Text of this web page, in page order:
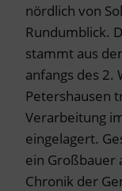
nördlich von
Rundumblick.
stammt aus
anfangs des 2.
Petershausen
Verarbeitung
eingelagert.
ein Großbauer
Chronik der